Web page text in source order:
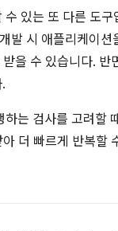
수 있는 또 다른 도
시 애플리케이션
을 수 있습니다.
는 검사를 고려할
더 빠르게 반복할